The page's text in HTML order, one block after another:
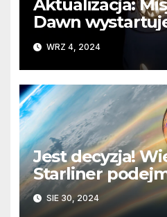
Aktualizacja:
Dawn
WRZ 4, 2024
Jest decyzja!
Starliner
powrotu na
SIE 30, 2024